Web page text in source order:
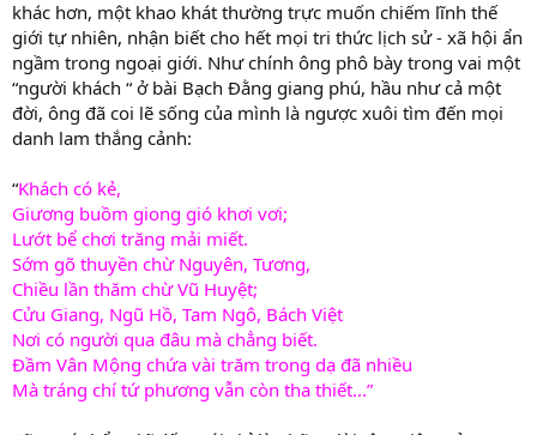
khác hơn, một khao khát thường trực muốn chiếm lĩnh thế
giới tự nhiên, nhận biết cho hết mọi tri thức lịch sử - xã hội ẩn
ngầm trong ngoại giới. Như chính ông phô bày trong vai một
“người khách “ ở bài Bạch Đằng giang phú, hầu như cả một
đời, ông đã coi lẽ sống của mình là ngược xuôi tìm đến mọi
danh lam thắng cảnh:
“Khách có kẻ,
Giương buồm giong gió khơi vơi;
Lướt bể chơi trăng mải miết.
Sớm gõ thuyền chừ Nguyên, Tương,
Chiều lần thăm chừ Vũ Huyệt;
Cửu Giang, Ngũ Hồ, Tam Ngô, Bách Việt
Nơi có người qua đâu mà chẳng biết.
Đầm Vân Mộng chứa vài trăm trong dạ đã nhiều
Mà tráng chí tứ phương vẫn còn tha thiết...”